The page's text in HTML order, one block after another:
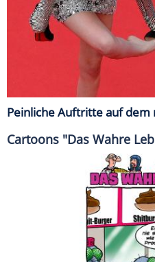
Peinliche Auftritte auf dem
Cartoons "Das Wahre